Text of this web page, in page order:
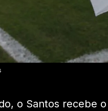
o Santos recebe